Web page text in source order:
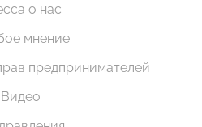
о нас
мнение
предпринимателей
Видео